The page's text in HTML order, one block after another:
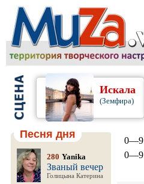
Искала
(Земфира)
Песня дня
280 Yanika
Званый вечер
Голицына Катерина
0—9
0—9